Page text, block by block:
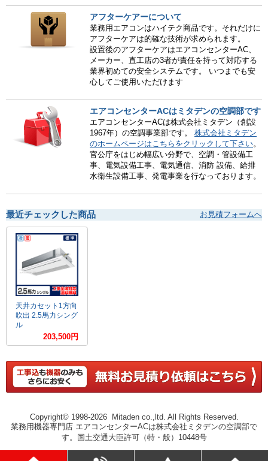
アフターケアーについて
業務用エアコンはハイテク商品です。それだけに
アフターケアは的確な技術が求められます。
設置後のアフターケアはエアコンセンターAC、
メーカー、直工店の3者が責任を持って対応する
業界初めての安全システムです。 いつまでも安
心してご使用いただけます
エアコンセンターACはミタデンの空調部です
エアコンセンターACは株式会社ミタデン（創設
1967年）の空調事業部です。 株式会社ミタデン
のホームページはこちらをクリックして下さい。
官公庁をはじめ幅広い分野で、空調・管設備工
事、電気設備工事、電気通信、消防 設備、給排
水衛生設備工事、発電事業を行なっております。
最近チェックした商品 お見積フォームへ
天井カセット1方向
吹出 2.5馬力シング
ル
203,500円
Copyright© 1998-2026 Mitaden co.,ltd. All Rights Reserved.
業務用機器専門店 エアコンセンターACは株式会社ミタデンの空調部で
す。国土交通大臣許可（特・般）10448号